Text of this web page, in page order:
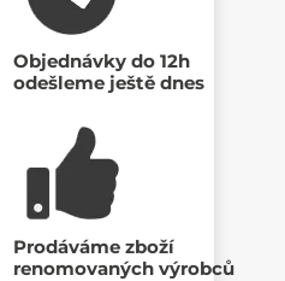
Objednávky do 12h
odešleme ještě dnes
Prodáváme zboží
renomovaných výrobců